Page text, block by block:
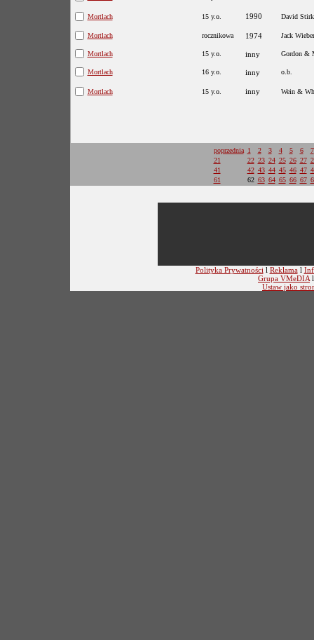
Mortlach 15 y.o. 1990 David Stirk
Mortlach rocznikowa 1974 Jack
Mortlach 15 y.o. inny Gordon &
Mortlach 16 y.o. inny o.b.
Mortlach 15 y.o. inny Wein &
poprzednia 1 2 3 4 5 6
7
21
22 23 24 25 26 27
41
42 43 44 45 46 47
61
62 63 64 65 66 67
Polityka Prywatności l Reklamal
Grupa VMeDIA
Ustaw jako